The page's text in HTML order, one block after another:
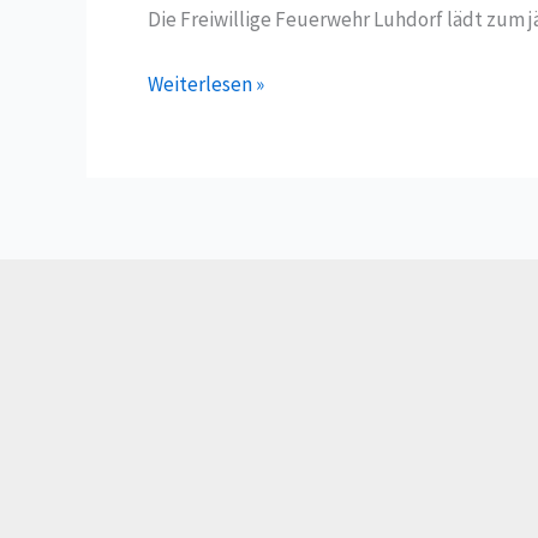
Die Freiwillige Feuerwehr Luhdorf lädt zum
Osterfeuer
Weiterlesen »